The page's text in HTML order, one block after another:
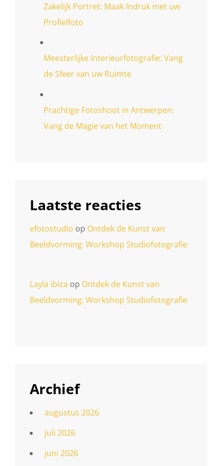
Zakelijk Portret: Maak Indruk met uw
Profielfoto
Meesterlijke Interieurfotografie: Vang
de Sfeer van uw Ruimte
Prachtige Fotoshoot in Antwerpen:
Vang de Magie van het Moment
Laatste reacties
efotostudio op Ontdek de Kunst van
Beeldvorming: Workshop Studiofotografie
Layla ibiza op Ontdek de Kunst van
Beeldvorming: Workshop Studiofotografie
Archief
augustus 2026
juli 2026
juni 2026